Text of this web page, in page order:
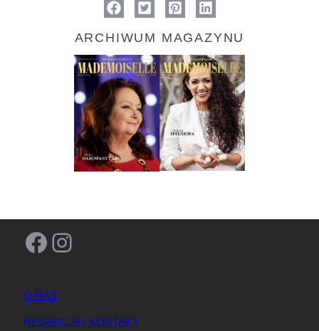
ARCHIWUM MAGAZYNU
Facebook Instagram
O NAS
REDAKCJA / KONTAKT